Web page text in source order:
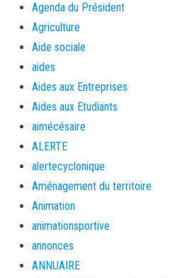
Agenda du Président
Agriculture
Aide sociale
aides
Aides aux Entreprises
Aides aux Etudiants
aimécésaire
ALERTE
alertecyclonique
Aménagement du territoire
Animation
animationsportive
annonces
ANNUAIRE